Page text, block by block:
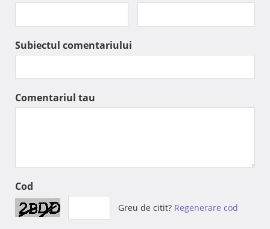
Subiectul comentariului
Comentariul tau
Cod
Greu de citit? Regenerare cod